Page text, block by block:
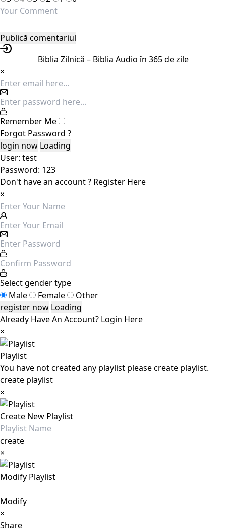
Biblia Zilnică – Biblia Audio în 365 de zile
×
Remember Me
Forgot Password ?
Loading
User: test
Password: 123
Don't have an account ? Register Here
×
Select gender type
Male
Female
Other
Loading
Already Have An Account? Login Here
×
Playlist
You have not created any playlist please create playlist.
create playlist
×
Create New Playlist
create
×
Modify Playlist
Modify
×
Share